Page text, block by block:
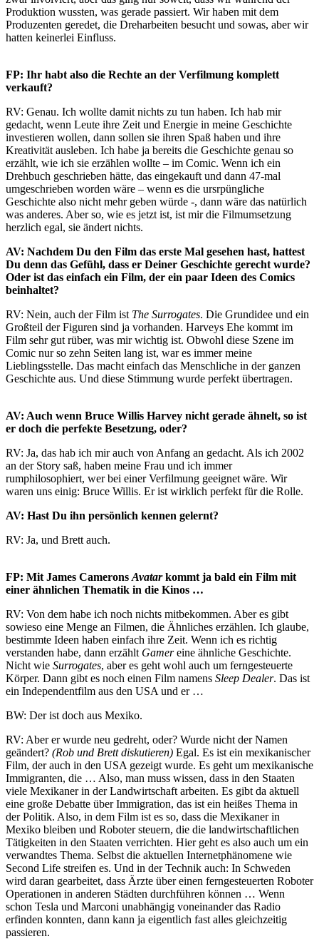
Produktion wussten, was gerade passiert. Wir haben mit dem
Produzenten geredet, die Dreharbeiten besucht und sowas, aber wir
hatten keinerlei Einfluss.
FP: Ihr habt also die Rechte an der Verfilmung komplett
verkauft?
RV: Genau. Ich wollte damit nichts zu tun haben. Ich hab mir
gedacht, wenn Leute ihre Zeit und Energie in meine Geschichte
investieren wollen, dann sollen sie ihren Spaß haben und ihre
Kreativität ausleben. Ich habe ja bereits die Geschichte genau so
erzählt, wie ich sie erzählen wollte – im Comic. Wenn ich ein
Drehbuch geschrieben hätte, das eingekauft und dann 47-mal
umgeschrieben worden wäre – wenn es die ursrpüngliche
Geschichte also nicht mehr geben würde -, dann wäre das natürlich
was anderes. Aber so, wie es jetzt ist, ist mir die Filmumsetzung
herzlich egal, sie ändert nichts.
AV: Nachdem Du den Film das erste Mal gesehen hast, hattest
Du denn das Gefühl, dass er Deiner Geschichte gerecht wurde?
Oder ist das einfach ein Film, der ein paar Ideen des Comics
beinhaltet?
RV: Nein, auch der Film ist The Surrogates. Die Grundidee und ein
Großteil der Figuren sind ja vorhanden. Harveys Ehe kommt im
Film sehr gut rüber, was mir wichtig ist. Obwohl diese Szene im
Comic nur so zehn Seiten lang ist, war es immer meine
Lieblingsstelle. Das macht einfach das Menschliche in der ganzen
Geschichte aus. Und diese Stimmung wurde perfekt übertragen.
AV: Auch wenn Bruce Willis Harvey nicht gerade ähnelt, so ist
er doch die perfekte Besetzung, oder?
RV: Ja, das hab ich mir auch von Anfang an gedacht. Als ich 2002
an der Story saß, haben meine Frau und ich immer
rumphilosophiert, wer bei einer Verfilmung geeignet wäre. Wir
waren uns einig: Bruce Willis. Er ist wirklich perfekt für die Rolle.
AV: Hast Du ihn persönlich kennen gelernt?
RV: Ja, und Brett auch.
FP: Mit James Camerons Avatarkommt ja bald ein Film mit
einer ähnlichen Thematik in die Kinos …
RV: Von dem habe ich noch nichts mitbekommen. Aber es gibt
sowieso eine Menge an Filmen, die Ähnliches erzählen. Ich glaube,
bestimmte Ideen haben einfach ihre Zeit. Wenn ich es richtig
verstanden habe, dann erzählt Gamereine ähnliche Geschichte.
Nicht wie Surrogates, aber es geht wohl auch um ferngesteuerte
Körper. Dann gibt es noch einen Film namens Sleep Dealer. Das ist
ein Independentfilm aus den USA und er …
BW: Der ist doch aus Mexiko.
RV: Aber er wurde neu gedreht, oder? Wurde nicht der Namen
geändert? (Rob und Brett diskutieren) Egal. Es ist ein mexikanischer
Film, der auch in den USA gezeigt wurde. Es geht um mexikanische
Immigranten, die … Also, man muss wissen, dass in den Staaten
viele Mexikaner in der Landwirtschaft arbeiten. Es gibt da aktuell
eine große Debatte über Immigration, das ist ein heißes Thema in
der Politik. Also, in dem Film ist es so, dass die Mexikaner in
Mexiko bleiben und Roboter steuern, die die landwirtschaftlichen
Tätigkeiten in den Staaten verrichten. Hier geht es also auch um ein
verwandtes Thema. Selbst die aktuellen Internetphänomene wie
Second Life streifen es. Und in der Technik auch: In Schweden
wird daran gearbeitet, dass Ärzte über einen ferngesteuerten Roboter
Operationen in anderen Städten durchführen können … Wenn
schon Tesla und Marconi unabhängig voneinander das Radio
erfinden konnten, dann kann ja eigentlich fast alles gleichzeitig
passieren.